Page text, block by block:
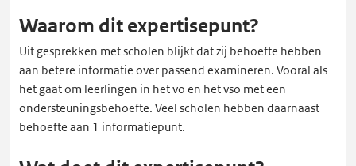
een
tabblad
Waarom dit expertisepunt?
Uit gesprekken met scholen blijkt dat zij behoefte hebben
aan betere informatie over passend examineren. Vooral als
het gaat om leerlingen in het vo en het vso met een
ondersteuningsbehoefte. Veel scholen hebben daarnaast
behoefte aan 1 informatiepunt.